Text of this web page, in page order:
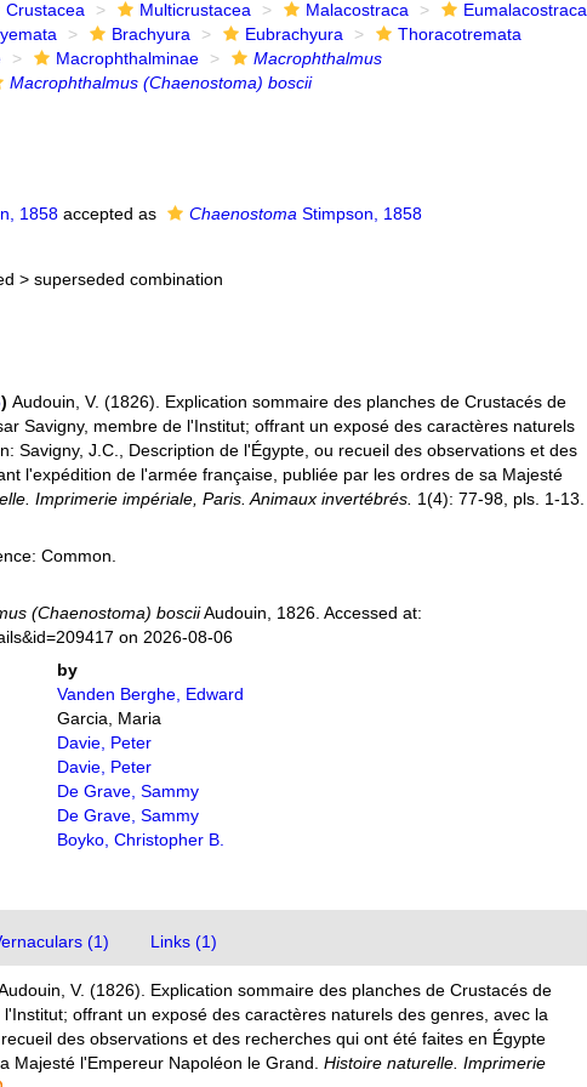
Crustacea Multicrustacea Malacostraca
Eumalacostraca
Brachyura Eubrachyura
Thoracotremata
Macrophthalminae
Macrophthalmus
Macrophthalmus (Chaenostoma) boscii
1858accepted as Chaenostoma Stimpson, 1858
> superseded combination
) Audouin, V. (1826). Explication sommaire des planches de Crustacés de
Savigny, membre de l'Institut; offrant un exposé des caractères naturels
Savigny, J.C., Description de l'Égypte, ou recueil des observations et des
l'expédition de l'armée française, publiée par les ordres de sa Majesté
Imprimerie impériale, Paris. Animaux invertébrés. 1(4): 77-98, pls. 1-13.
Common.
(Chaenostoma) bosciiAudouin, 1826. Accessed at:
on 2026-08-06
by
Vanden Berghe, Edward
Garcia, Maria
Davie, Peter
Davie, Peter
De Grave, Sammy
De Grave, Sammy
Boyko, Christopher B.
(1) Links (1)
V. (1826). Explication sommaire des planches de Crustacés de
offrant un exposé des caractères naturels des genres, avec la
des observations et des recherches qui ont été faites en Égypte
Majesté l'Empereur Napoléon le Grand.Histoire naturelle. Imprimerie